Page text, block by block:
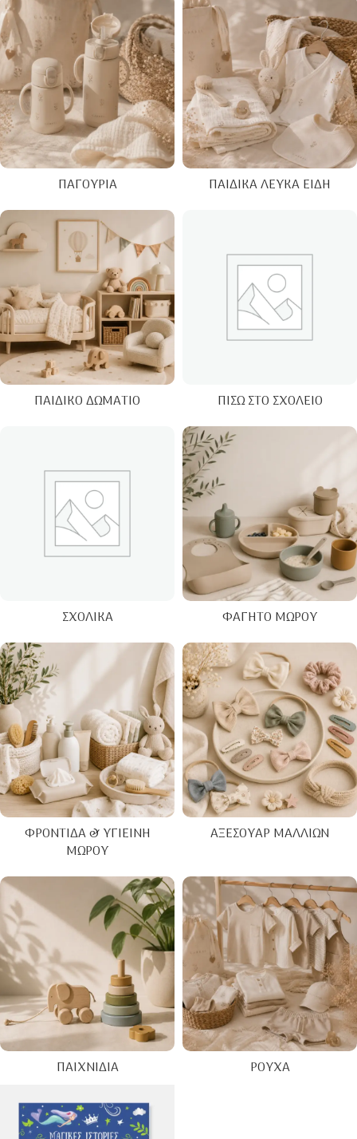
ΠΑΓΟΎΡΙΑ ΠΑΙΔΙΚΆ ΛΕΥΚΆ ΕΊΔΗ
ΠΑΙΔΙΚΌ ΔΩΜΆΤΙΟ ΠΊΣΩ ΣΤΟ ΣΧΟΛΕΊΟ
ΣΧΟΛΙΚΆ ΦΑΓΗΤΌ ΜΩΡΟΎ
ΦΡΟΝΤΊΔΑ & ΥΓΙΕΙΝΉ
ΜΩΡΟΎ
ΑΞΕΣΟΥΆΡ ΜΑΛΛΙΏΝ
ΠΑΙΧΝΊΔΙΑ ΡΟΎΧΑ